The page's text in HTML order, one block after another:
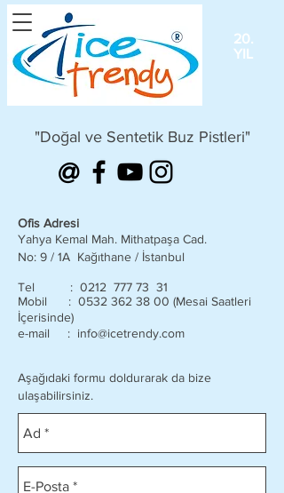
20.
YIL
@
"Doğal ve Sentetik Buz Pistleri"
Ofis Adresi
Yahya Kemal Mah. Mithatpaşa Cad.
No: 9 / 1A Kağıthane / İstanbul
Tel : 0212 777 73 31
Mobil : 0532 362 38 00 (Mesai Saatleri
İçerisinde)
e-mail : info@icetrendy.com
Aşağıdaki formu doldurarak da bize
ulaşabilirsiniz.